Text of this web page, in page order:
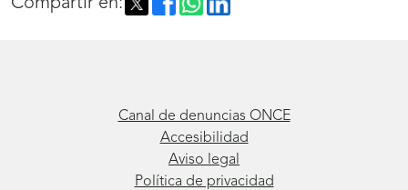
Compartir en:
Canal de denuncias ONCE
Accesibilidad
Aviso legal
Política de privacidad